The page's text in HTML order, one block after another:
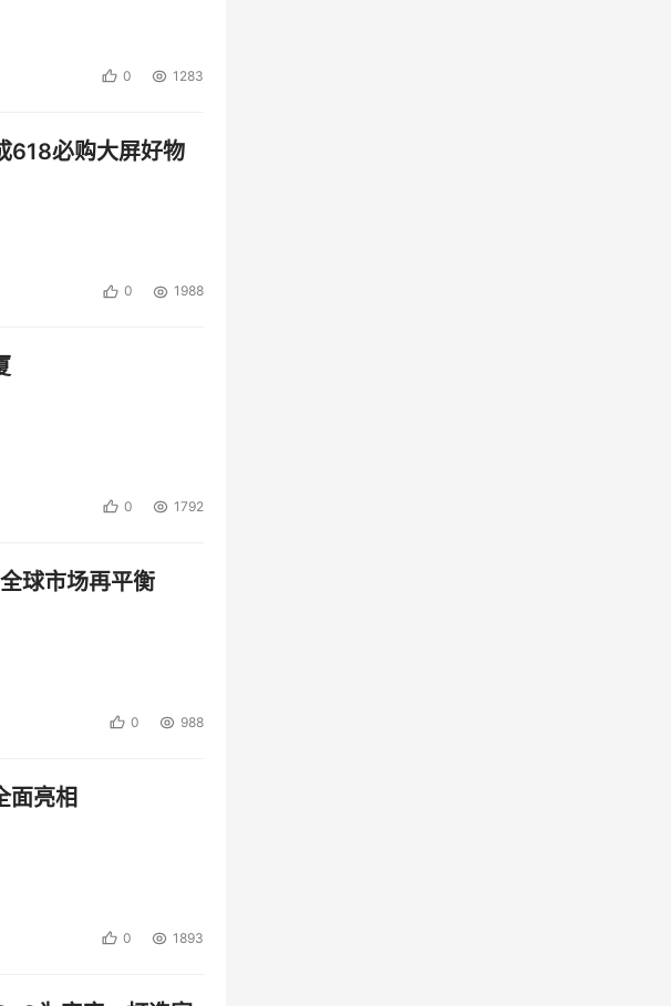
性能核，平均每核分配
，支持8通道DDR5
流的数据中心、电信基
叉构成多个产品大类：
水平（内核数和内存通
6个UPI2.0链路全部用
最高86核），更多是
相同的服务器平台，因
器能够尽快形成清晰明
提质增量。
0 1283
618必购大屏好物
0 1988
0 1792
球市场再平衡
0 988
面亮相
0 1893